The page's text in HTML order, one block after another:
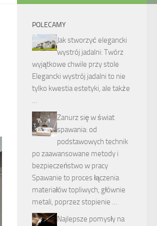
POLECAMY
Jak stworzyć elegancki
wystrój jadalni: Twórz
wyjątkowe chwile przy stole
Elegancki wystrój jadalni to nie
tylko kwestia estetyki, ale także
…
Zanurz się w świat
spawania: od
podstawowych technik
po zaawansowane metody i
bezpieczeństwo w pracy
Spawanie to proces łączenia
materiałów topliwych, głównie
metali, poprzez stopienie …
Najlepsze pomysły na